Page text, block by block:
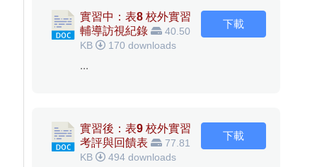
實習中：表8 校外實習
輔導訪視紀錄
40.50
KB
170 downloads
...
下載
實習後：表9 校外實習
考評與回饋表
77.81
KB
494 downloads
下載